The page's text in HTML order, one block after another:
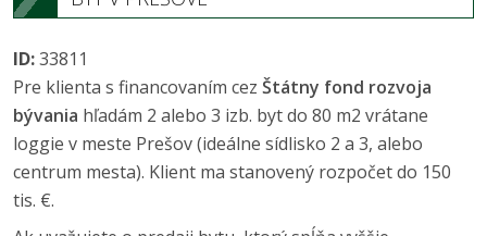
ID:33811
Pre klienta s financovaním cez Štátny fond rozvoja
bývania hľadám 2 alebo 3 izb. byt do 80 m2 vrátane
loggie v meste Prešov (ideálne sídlisko 2 a 3, alebo
centrum mesta). Klient ma stanovený rozpočet do 150
tis. €.